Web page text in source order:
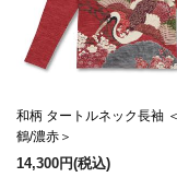
和柄 タートルネック長袖
鶴/濃赤＞
14,300円(税込)